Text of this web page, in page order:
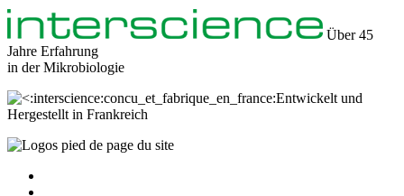
Über 45
Jahre Erfahrung
in derMikrobiologie
Entwickelt und
Hergestellt in Frankreich